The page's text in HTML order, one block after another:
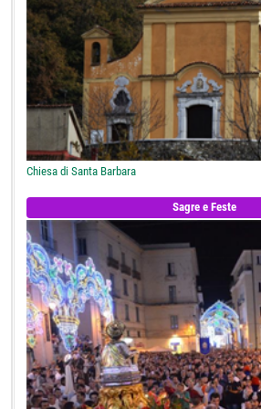
Chiesa di Santa Barbara
Sagre e Feste